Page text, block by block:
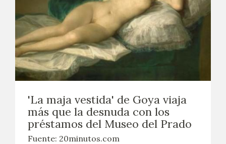
'La maja vestida' de Goya viaja
más que la desnuda con los
préstamos del Museo del Prado
Fuente: 20minutos.com